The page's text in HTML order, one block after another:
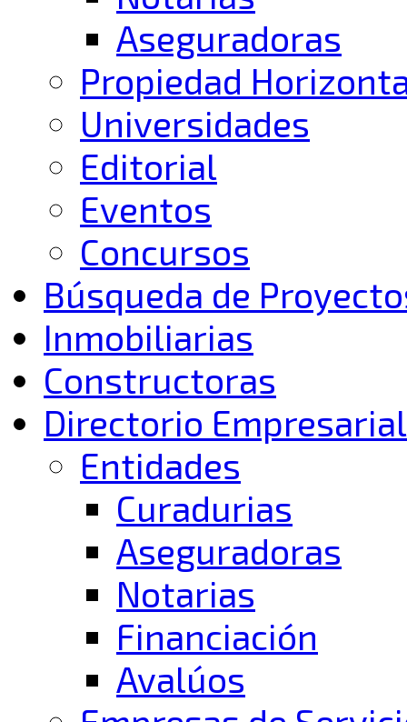
Aseguradoras
Propiedad
Universidades
Editorial
Eventos
Concursos
Búsqueda de
Inmobiliarias
Constructoras
Directorio Empresarial
Entidades
Curadurias
Aseguradoras
Notarias
Financiación
Avalúos